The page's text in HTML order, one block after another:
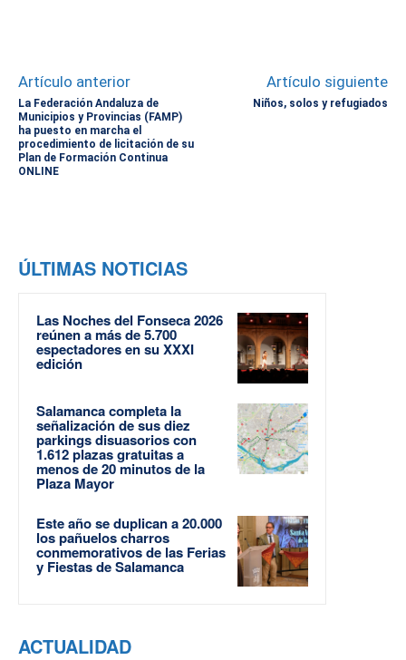
Artículo anterior
La Federación Andaluza de
Municipios y Provincias (FAMP)
ha puesto en marcha el
procedimiento de licitación de su
Plan de Formación Continua
ONLINE
Artículo siguiente
Niños, solos y refugiados
ÚLTIMAS NOTICIAS
Las Noches del Fonseca 2026
reúnen a más de 5.700
espectadores en su XXXI
edición
Salamanca completa la
señalización de sus diez
parkings disuasorios con
1.612 plazas gratuitas a
menos de 20 minutos de la
Plaza Mayor
Este año se duplican a 20.000
los pañuelos charros
conmemorativos de las Ferias
y Fiestas de Salamanca
ACTUALIDAD